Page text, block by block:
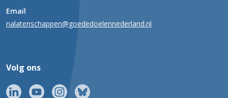
Email
nalatenschappen@goededoelennederland.nl
Volg ons